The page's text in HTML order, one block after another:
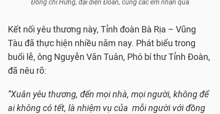
Đồng chí Hưng, đại diện Đoàn, cùng các em nhận quà
Kết nối yêu thương này, Tỉnh đoàn Bà Rịa – Vũng
Tàu đã thực hiện nhiều năm nay. Phát biểu trong
buổi lễ, ông Nguyễn Văn Tuân, Phó bí thư Tỉnh Đoàn,
đã nêu rõ:
“Xuân yêu thương, đến mọi nhà, mọi người, không để
ai không có tết, là nhiệm vụ của mỗi người với đồng